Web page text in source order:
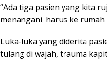
“Ada tiga pasien yang kita
menangani, harus ke rumah
Luka-luka yang diderita
tulang di wajah, trauma